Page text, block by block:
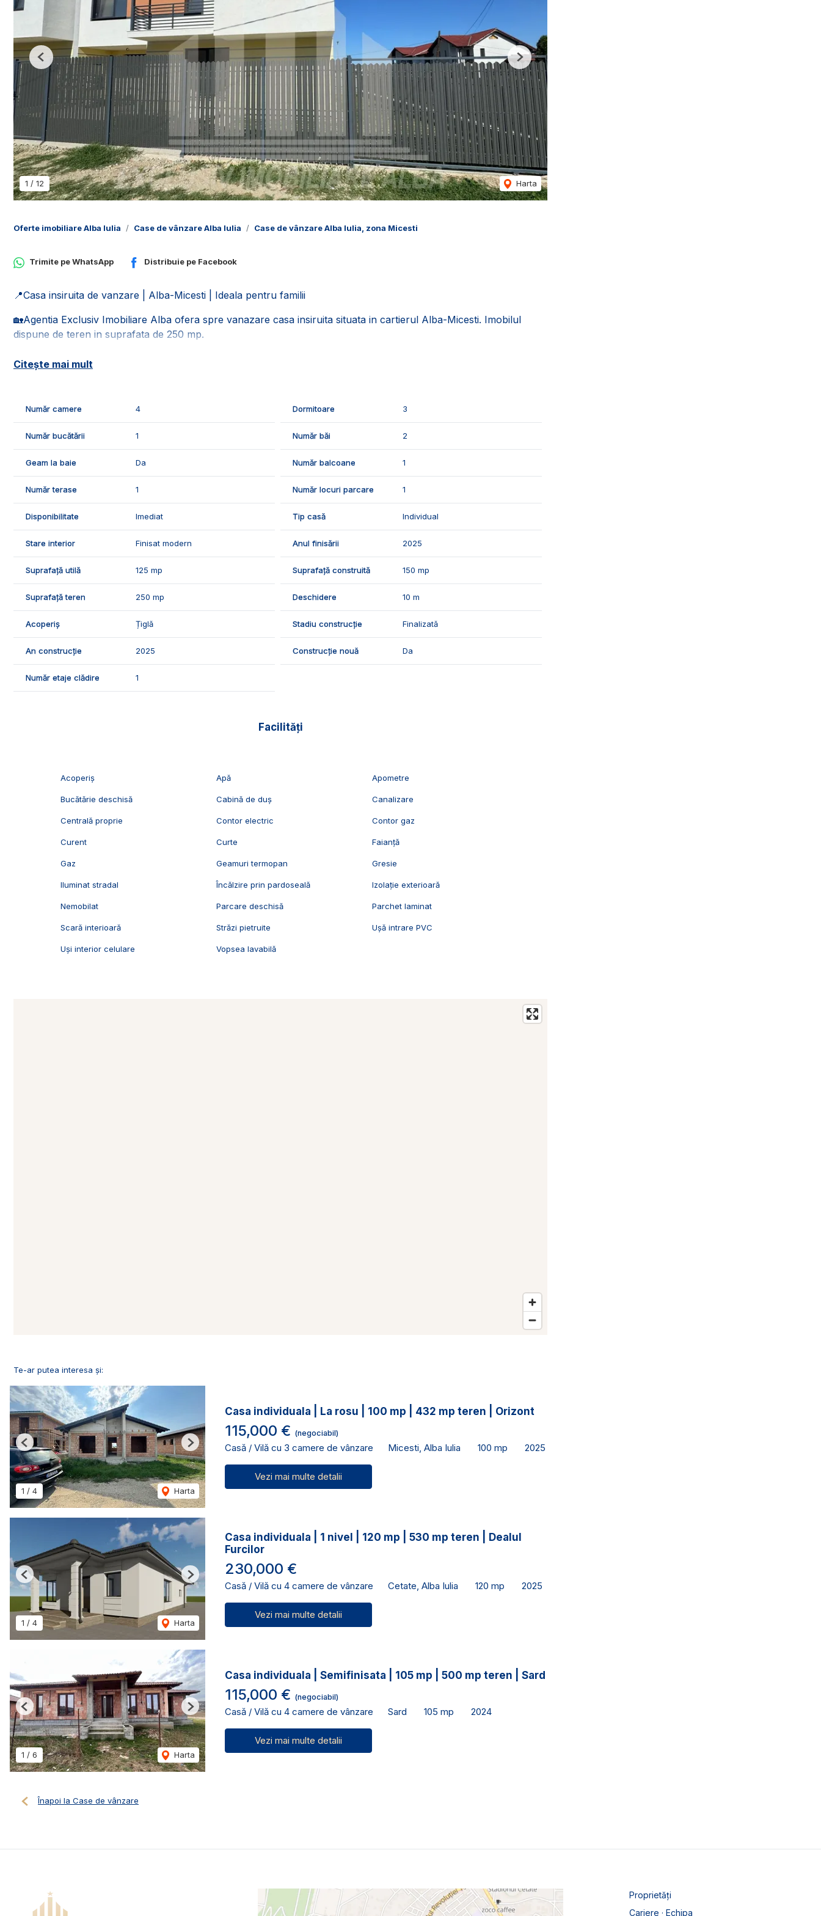
1 / 12 Harta
Previous Next
Oferte imobiliare Alba Iulia Case de vânzare Alba Iulia Case de vânzare Alba Iulia, zona Micesti
Trimite peWhatsApp Distribuie pe Facebook
📍Casa insiruita de vanzare | Alba-Micesti | Ideala pentru familii
🏡Agentia Exclusiv Imobiliare Alba ofera spre vanazare casa insiruita situata in cartierul Alba-Micesti. Imobilul
dispune de teren in suprafata de 250 mp.
🚰Este racordata la toate retelele de utilitati: apa, gaz, curent si canalizare.
- etaj: 3 dormitoare, 1 baie, 1 hol, 1 balcon, 1 dressing.
🌳Curtea imobilului dispune de pavaj, gard, gazon, 1 loc de parcare.
🌡️Confortul termic este asigurat de centrala termica proprie cu incalzire in pardoseala, geamurile si usile termopan,
izolatia termica, panouri fotovoltaice de 5 KW.
🛠️Casa se vinde nemobilata si utilata, dispune de urmatoarele finisaje:
- parchet laminat;
- usi interioare celulare;
- gresie si faianta.
🤝Recomandam aceasta proprietate clientilor care doresc o locuinta noua cu etaj, intr-un cartier linistit, in
apropiere de supermarket-uri, mijloace de transport in comun, gradinite.
📞Pentru mai multe detalii sau pentru programarea unei vizionari, suntem disponibili pentru dumneavostra, Echipa
Exclusiv Imobiliare Alba!
ID Exclusiv - 2727221
Citește mai mult
Număr camere 4 Dormitoare 3
Număr bucătării 1 Număr băi 2
Geam la baie Da Număr balcoane 1
Număr terase 1 Număr locuri parcare 1
Disponibilitate Imediat Tip casă Individual
Stare interior Finisat modern Anul finisării 2025
Suprafață utilă 125 mp Suprafață construită 150 mp
Suprafață teren 250 mp Deschidere 10 m
Acoperiș Țiglă Stadiu construcție Finalizată
An construcție 2025 Construcție nouă Da
Număr etaje clădire 1
Facilități
Acoperiș Apă Apometre
Bucătărie deschisă Cabină de duș Canalizare
Centrală proprie Contor electric Contor gaz
Curent Curte Faianță
Gaz Geamuri termopan Gresie
Iluminat stradal Încălzire prin pardoseală Izolație exterioară
Nemobilat Parcare deschisă Parchet laminat
Scară interioară Străzi pietruite Ușă intrare PVC
Uși interior celulare Vopsea lavabilă
Te-ar putea interesa și:
1 / 4 Harta
Previous Next
Casa individuala | La rosu | 100 mp | 432 mp teren | Orizont
115,000 € (negociabil)
Casă / Vilă cu 3 camere de vânzare Micesti, Alba Iulia 100 mp 2025
Vezi mai multe detalii
1 / 4 Harta
Previous Next
Casa individuala | 1 nivel | 120 mp | 530 mp teren | Dealul
Furcilor
230,000 €
Casă / Vilă cu 4 camere de vânzare Cetate, Alba Iulia 120 mp 2025
Vezi mai multe detalii
1 / 6 Harta
Previous Next
Casa individuala | Semifinisata | 105 mp | 500 mp teren | Sard
115,000 € (negociabil)
Casă / Vilă cu 4 camere de vânzare Sard 105 mp 2024
Vezi mai multe detalii
Înapoi la Case de vânzare
Proprietăți
Cariere · Echipa